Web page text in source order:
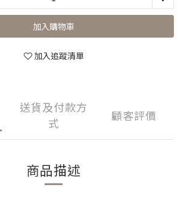
加入購物車
加入追蹤清單
送貨及付款方
式
顧客評價
商品描述